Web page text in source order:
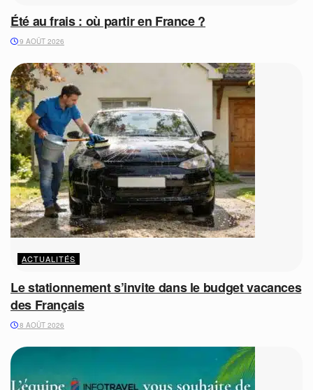
Été au frais : où partir en France ?
9 AOÛT 2026
ACTUALITÉS
Le stationnement s’invite dans le budget vacances
des Français
8 AOÛT 2026